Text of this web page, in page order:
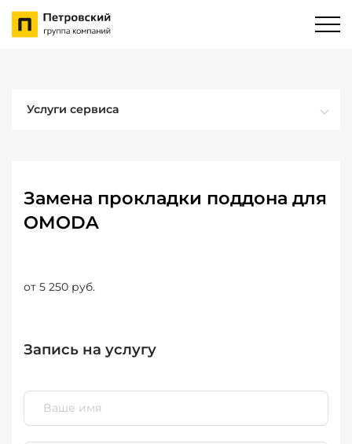
Услуги сервиса
Замена прокладки поддона для
OMODA
от 5 250 руб.
Запись на услугу